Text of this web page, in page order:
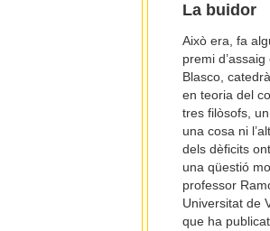
La buidor
Això era, fa
premi
Blasco,
en teoria del
tres filòsofs,
una cosa ni
dels dèficits
una qüestió
professor
Universitat de
que ha